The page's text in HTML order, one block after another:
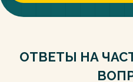
ОТВЕТЫ НА